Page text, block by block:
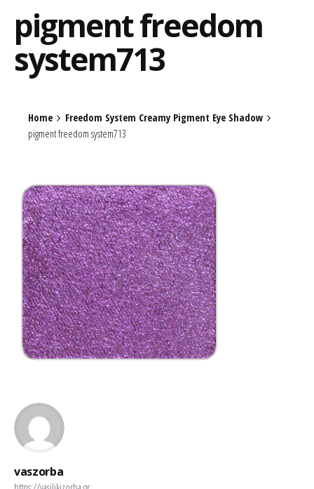
pigment freedom
system713
Home
Freedom System Creamy Pigment Eye Shadow
pigment freedom system713
vaszorba